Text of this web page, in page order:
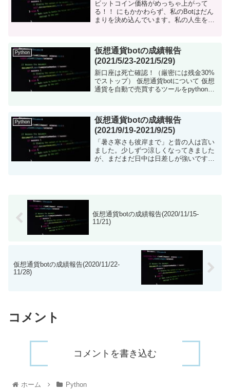
ビットコイン価格がめっちゃ上がって
る！！ にもかかわらず、私のBotはだん
まりを決め込んでいます。私の人生を象
構築しました。現在...
Python
仮想通貨botの成績報告
(2021/5/23-2021/5/29)
新口座は死亡確認！（厳密には残金30%
でストップ） 仮想通貨botについて 仮想
通貨を自動で売買するツールをpythonで
作...
Python
仮想通貨botの成績報告
(2021/9/19-2021/9/25)
「暑さ寒さも彼岸まで」と昔の人は言い
ました。少しずつ涼しくなってきました
が、まだまだ日中は日差しが強いです
仮想通貨botの成績報告(2020/11/15-
11/21)
仮想通貨botの成績報告(2020/11/22-
11/28)
コメント
コメントを書き込む
ホーム Python